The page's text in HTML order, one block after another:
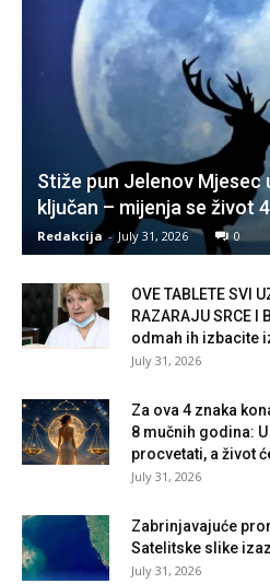
Stiže pun Jelenov Mjesec
ključan – mijenja se život
Redakcija - July 31, 2026 0
OVE TABLETE SVI
RAZARAJU SRCE I
odmah ih izbacite
July 31, 2026
Za ova 4 znaka
8 mučnih godina:
procvetati, a život
July 31, 2026
Zabrinjavajuće
Satelitske slike
July 31, 2026